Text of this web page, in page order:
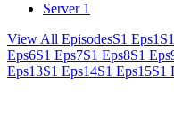
Server 1
View All EpisodesS1 Eps1
Eps6S1 Eps7S1 Eps8S1
Eps13S1 Eps14S1 Eps15S1